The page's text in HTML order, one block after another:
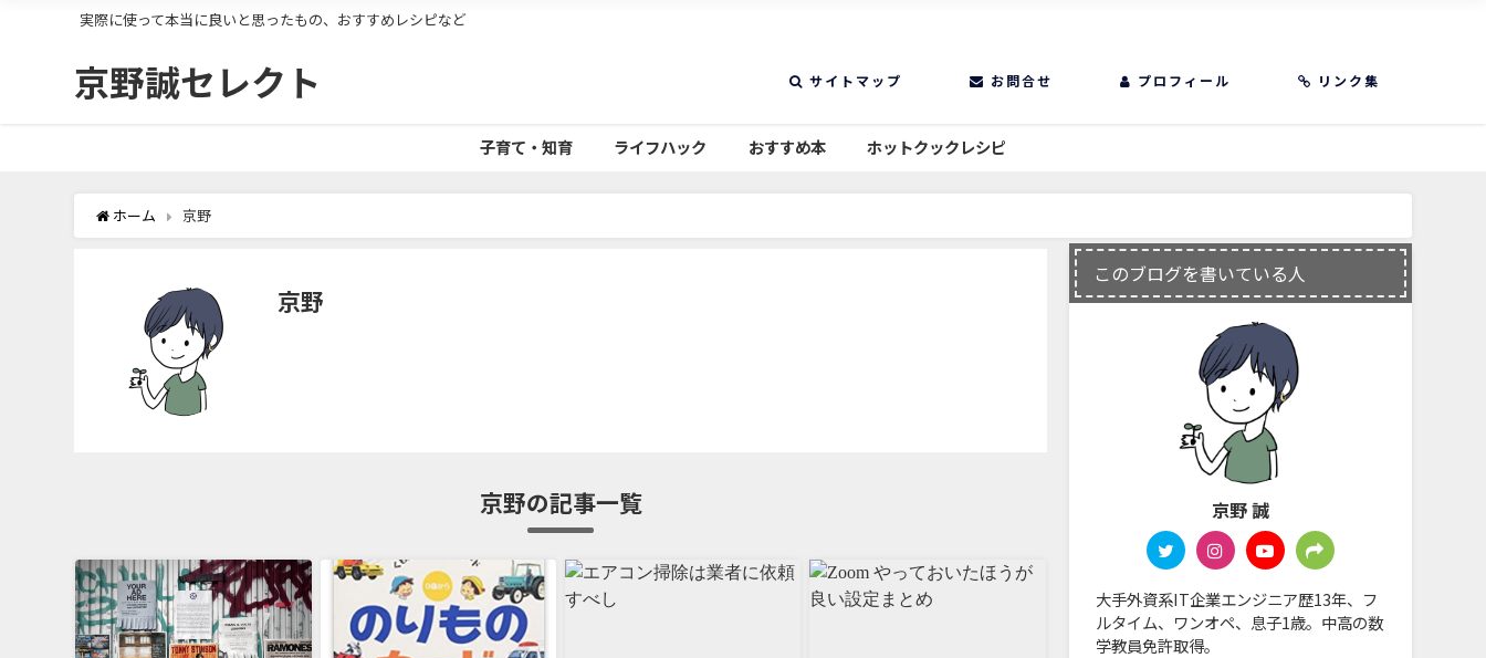
実際に使って本当に良いと思ったもの、おすすめレシピなど
京野誠セレクト サイトマップ お問合せ プロフィール リンク集
子育て・知育 ライフハック おすすめ本 ホットクックレシピ
ホーム 京野
京野
京野の記事一覧
このブログを書いている人
京野 誠
大手外資系IT企業エンジニア歴13年、フ
ルタイム、ワンオペ、息子1歳。中高の数
学教員免許取得。